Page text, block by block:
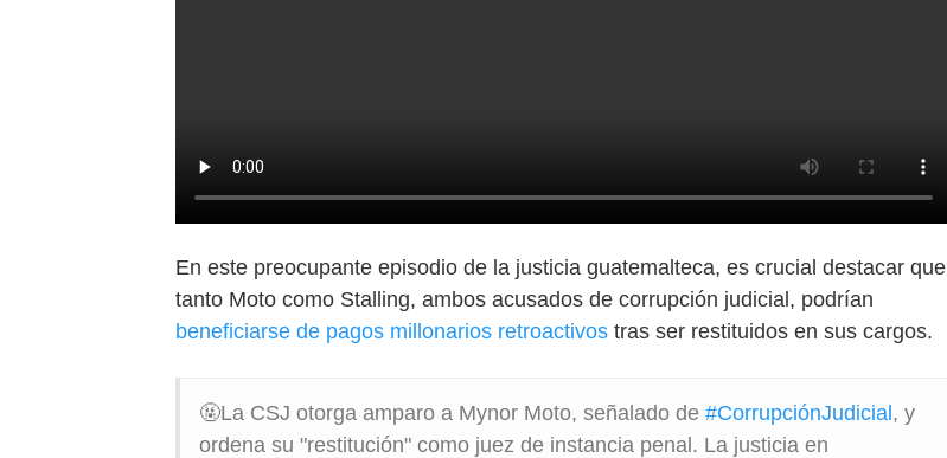
En este preocupante episodio de la justicia guatemalteca, es crucial destacar que
tanto Moto como Stalling, ambos acusados de corrupción judicial, podrían
beneficiarse de pagos millonarios retroactivos tras ser restituidos en sus cargos.
🤬La CSJ otorga amparo a Mynor Moto, señalado de #CorrupciónJudicial, y
ordena su "restitución" como juez de instancia penal. La justicia en